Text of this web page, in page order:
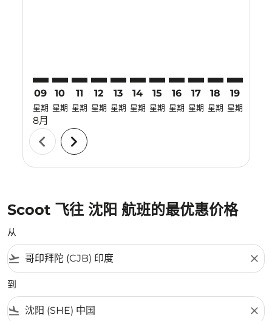
09
星期
8月
10
星期
11
星期
12
星期
13
星期
14
星期
15
星期
16
星期
17
星期
18
星期
19
星期
chevron_left chevron_right
Scoot 飞往 沈阳 航班的最优惠价格
从
flight_takeoff close
到
flight_land close